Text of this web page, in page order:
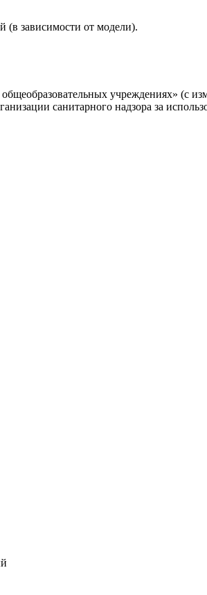
(в зависимости от модели).
учреждениях» (с
санитарного надзора за